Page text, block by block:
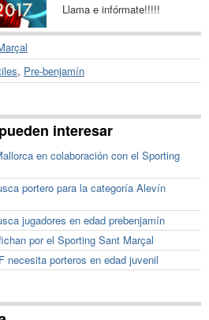
Llama e infórmate!!!!!
, Pre-benjamín
interesar
en colaboración con el Sporting
portero para la categoría Alevín
jugadores en edad prebenjamín
por el Sporting Sant Marçal
necesita porteros en edad juvenil